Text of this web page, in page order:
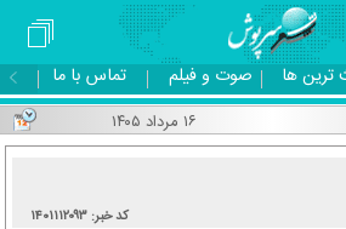
ترین ها صوت و فیلم تماس با ما
کد خبر: ۱۴۰۱۱۱۲۰۹۳